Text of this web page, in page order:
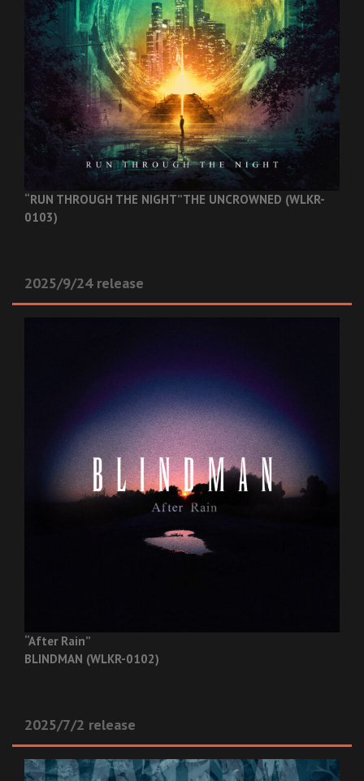
“RUN THROUGH THE NIGHT”THE UNCROWNED (WLKR-
0103)
2025/9/24 release
“After Rain”
BLINDMAN (WLKR-0102)
2025/7/2 release